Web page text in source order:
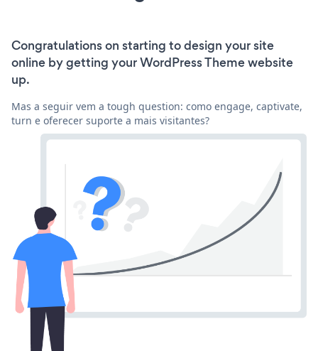
Congratulations on starting to design your site
online by getting your WordPress Theme website
up.
Mas a seguir vem a tough question: como engage, captivate,
turn e oferecer suporte a mais visitantes?